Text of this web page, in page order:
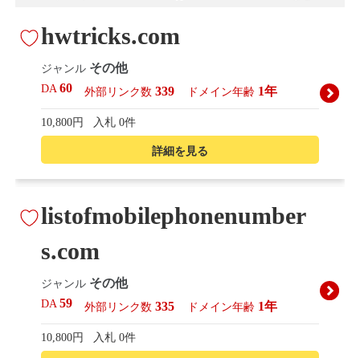
詳細を見る
hwtricks.com
ジャンル その他
DA60 外部リンク数 339 ドメイン年齢 1年
10,800円 入札 0件
listofmobilephonenumber
s.com
ジャンル その他
DA59 外部リンク数 335 ドメイン年齢 1年
10,800円 入札 0件